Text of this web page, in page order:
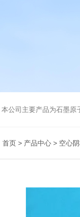
本公司主要产品为石墨原子化器（石墨管
首页 > 产品中心 > 空心